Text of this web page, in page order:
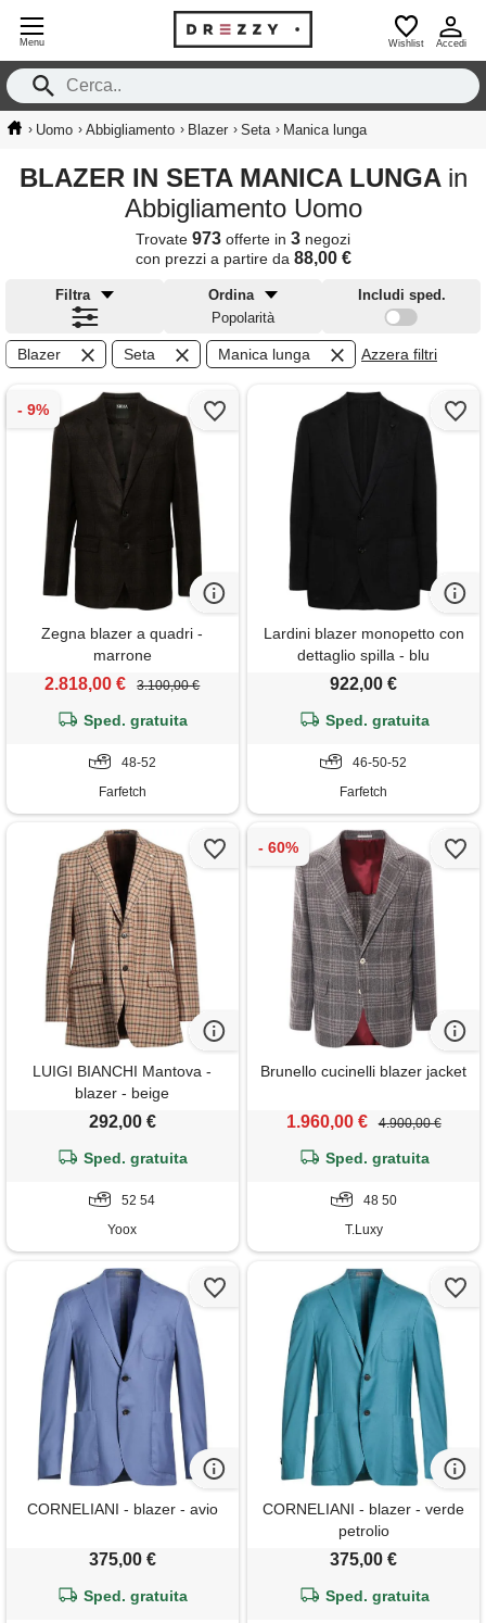
Menu Wishlist Accedi
› Uomo › Abbigliamento › Blazer › Seta › Manica lunga
BLAZER IN SETA MANICA LUNGA in
Abbigliamento Uomo
Trovate 973 offerte in 3 negozi
con prezzi a partire da 88,00 €
Filtra
Ordina
Popolarità
Includi sped.
Blazer Seta Manica lunga Azzera filtri
Zegna blazer a quadri -
marrone
2.818,00 € 3.100,00 €
Sped. gratuita
48-52
Farfetch
Lardini blazer monopetto con
dettaglio spilla - blu
922,00 €
Sped. gratuita
46-50-52
Farfetch
LUIGI BIANCHI Mantova -
blazer - beige
292,00 €
Sped. gratuita
52 54
Yoox
Brunello cucinelli blazer jacket
1.960,00 € 4.900,00 €
Sped. gratuita
48 50
T.Luxy
CORNELIANI - blazer - avio
375,00 €
Sped. gratuita
CORNELIANI - blazer - verde
petrolio
375,00 €
Sped. gratuita